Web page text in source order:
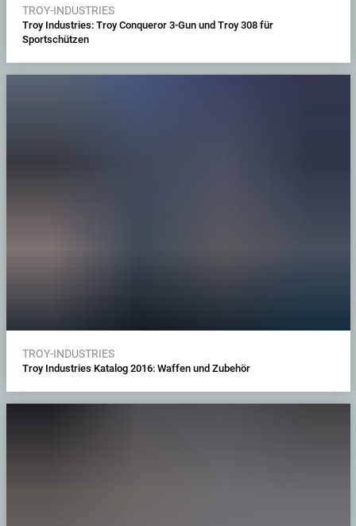
TROY-INDUSTRIES
Troy Industries: Troy Conqueror 3-Gun und Troy 308 für
Sportschützen
TROY-INDUSTRIES
Troy Industries Katalog 2016: Waffen und Zubehör